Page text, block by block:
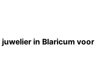
juwelier in Blaricum voor